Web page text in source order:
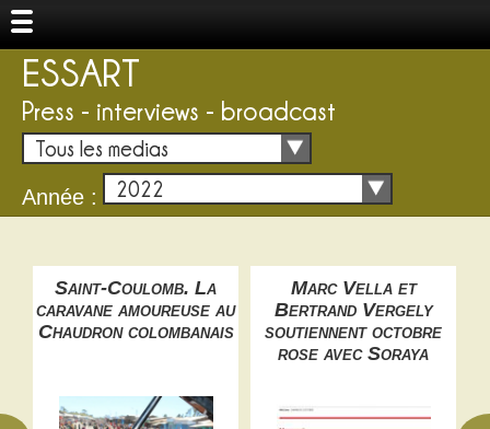
ESSART
Press - interviews - broadcast
Tous les medias
Année : 2022
Saint-Coulomb. La
caravane amoureuse au
Chaudron colombanais
Marc Vella et
Bertrand Vergely
soutiennent octobre
rose avec Soraya